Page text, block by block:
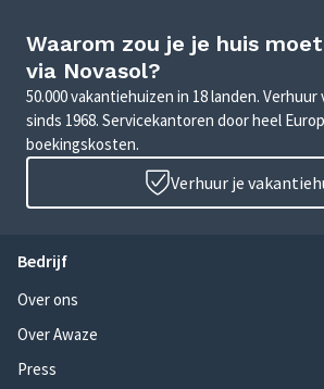
Waarom zou je je huis
via Novasol?
50.000 vakantiehuizen in 18 landen.
sinds 1968. Servicekantoren door heel
boekingskosten.
Verhuur je
Bedrijf
Over ons
Over Awaze
Press